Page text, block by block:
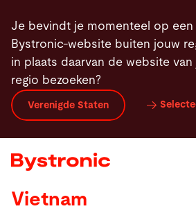
en
naar
de
inhoud
gaan
Je bevindt je momenteel op een
Bystronic-website buiten jouw
in plaats daarvan de website van
regio bezoeken?
Verenigde Staten
Machines en Software
Service
Vietnam